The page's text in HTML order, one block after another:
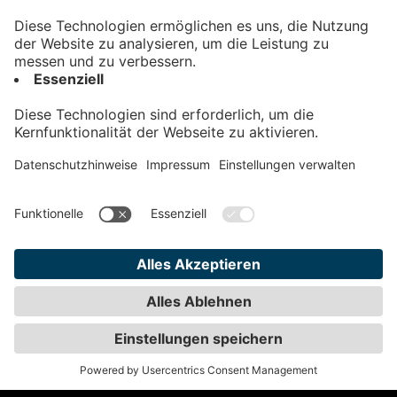
Kontakt
Impressum
Teilnahmebedingungen
Privatsphäre